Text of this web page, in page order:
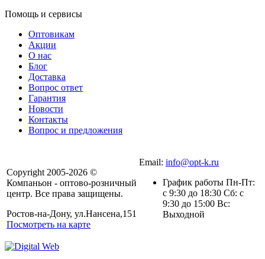
Помощь и сервисы
Оптовикам
Акции
О нас
Блог
Доставка
Вопрос ответ
Гарантия
Новости
Контакты
Вопрос и предложения
Copyright 2005-2026 ©
Компаньон - оптово-розничный
центр. Все права защищены.
Ростов-на-Дону, ул.Нансена,151
Посмотреть на карте
Email: info@opt-k.ru
График работы Пн-Пт:
с 9:30 до 18:30 Сб: с
9:30 до 15:00 Вс:
Выходной